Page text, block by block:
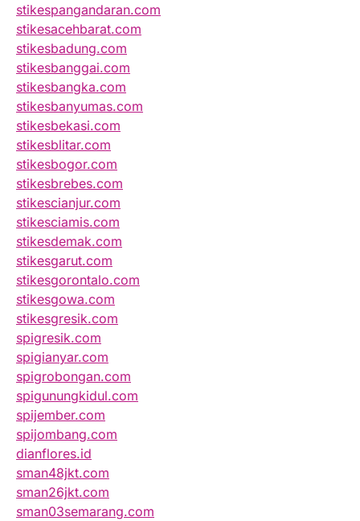
stikespangandaran.com
stikesacehbarat.com
stikesbadung.com
stikesbanggai.com
stikesbangka.com
stikesbanyumas.com
stikesbekasi.com
stikesblitar.com
stikesbogor.com
stikesbrebes.com
stikescianjur.com
stikesciamis.com
stikesdemak.com
stikesgarut.com
stikesgorontalo.com
stikesgowa.com
stikesgresik.com
spigresik.com
spigianyar.com
spigrobongan.com
spigunungkidul.com
spijember.com
spijombang.com
dianflores.id
sman48jkt.com
sman26jkt.com
sman03semarang.com